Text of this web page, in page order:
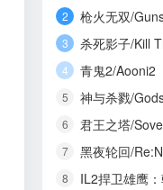
2 枪火无双/
3 杀死影子/Kill
4 青鬼2/Aooni2
5 神与杀戮/
6 君王之塔/
7 黑夜轮回/
8 IL2捍卫雄鹰